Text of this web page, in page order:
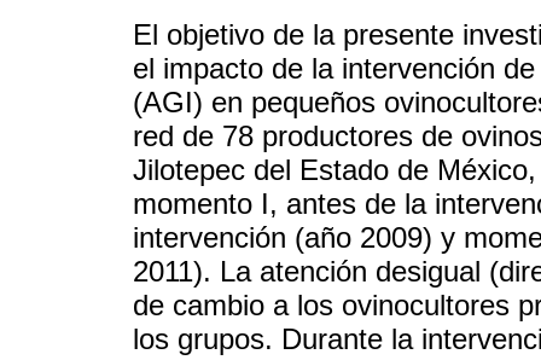
El objetivo de la presente
el impacto de la intervención
(AGI) en pequeños
red de 78 productores de
Jilotepec del Estado de
momento I, antes de la
intervención (año 2009) y
2011). La atención desigual
de cambio a los ovinocultores
los grupos. Durante la